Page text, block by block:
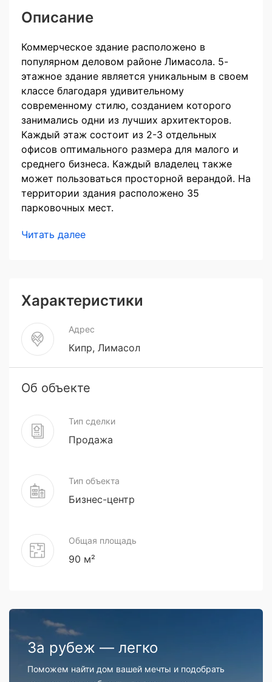
Описание
Коммерческое здание расположено в
популярном деловом районе Лимасола. 5-
этажное здание является уникальным в своем
классе благодаря удивительному
современному стилю, созданием которого
занимались одни из лучших архитекторов.
Каждый этаж состоит из 2-3 отдельных
офисов оптимального размера для малого и
среднего бизнеса. Каждый владелец также
может пользоваться просторной верандой. На
территории здания расположено 35
парковочных мест.
Читать далее
Характеристики
Адрес
Кипр, Лимасол
Об объекте
Тип сделки
Продажа
Тип объекта
Бизнес-центр
Общая площадь
90 м²
За рубеж — легко
Поможем найти дом вашей мечты и подобрать